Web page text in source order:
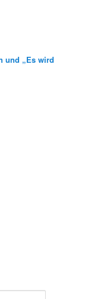
und „Es wird